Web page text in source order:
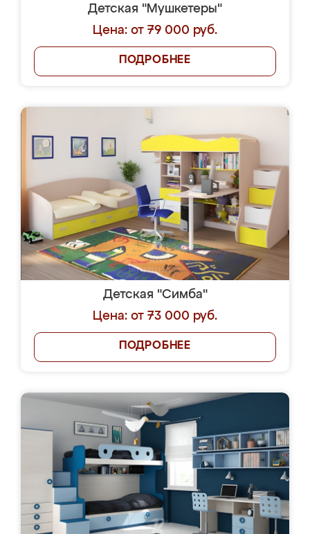
Детская "Мушкетеры"
Цена: от 79 000 руб.
ПОДРОБНЕЕ
Детская "Симба"
Цена: от 73 000 руб.
ПОДРОБНЕЕ